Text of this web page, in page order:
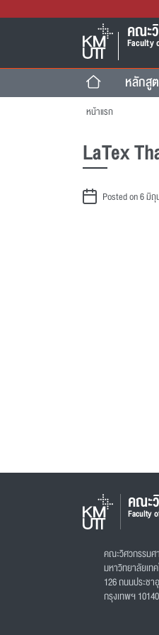
คณะ
Faculty
หลักสู
หน้าแรก
LaTex
Posted on 6 มิ
คณะ
Faculty
คณะวิศวกรรม
มหาวิทยาลัยเท
126 ถนนประช
กรุงเทพฯ